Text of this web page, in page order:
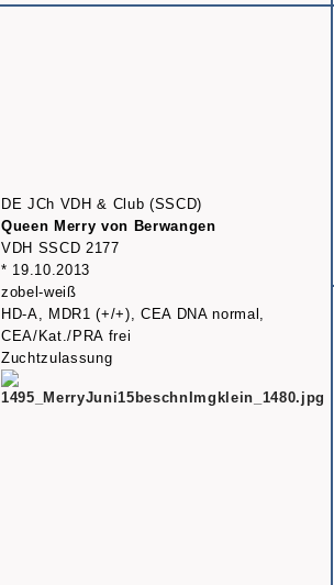
DE JCh VDH & Club (SSCD)
Queen Merry von Berwangen
VDH SSCD 2177
* 19.10.2013
zobel-weiß
HD-A, MDR1 (+/+), CEA DNA normal,
CEA/Kat./PRA frei
Zuchtzulassung